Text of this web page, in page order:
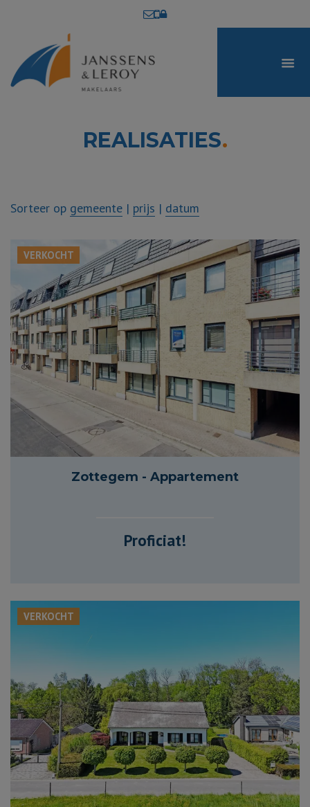
REALISATIES.
Sorteer op gemeente | prijs | datum
VERKOCHT
Zottegem - Appartement
Proficiat!
VERKOCHT